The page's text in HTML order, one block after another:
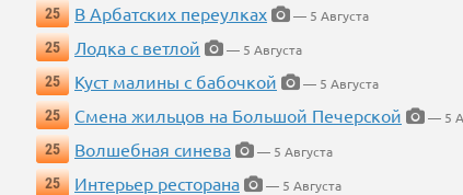
25
В Арбатских переулках
— 5 Августа
25
Лодка с ветлой
— 5 Августа
25
Куст малины с бабочкой
— 5 Августа
25
Смена жильцов на Большой Печерской
— 5
25
Волшебная синева
— 5 Августа
25
Интерьер ресторана — 5 Августа